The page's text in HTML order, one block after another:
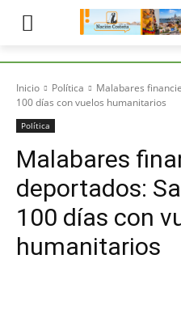
Inicio Política
Malabares
100 días con vuelos humanitarios
Política
Malabares
deportados:
100 días con
humanitarios